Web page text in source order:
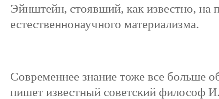
Эйнштейн, стоявший, как известно, на
естественнонаучного материализма.
Современнее знание тоже все больше
пишет известный советский философ